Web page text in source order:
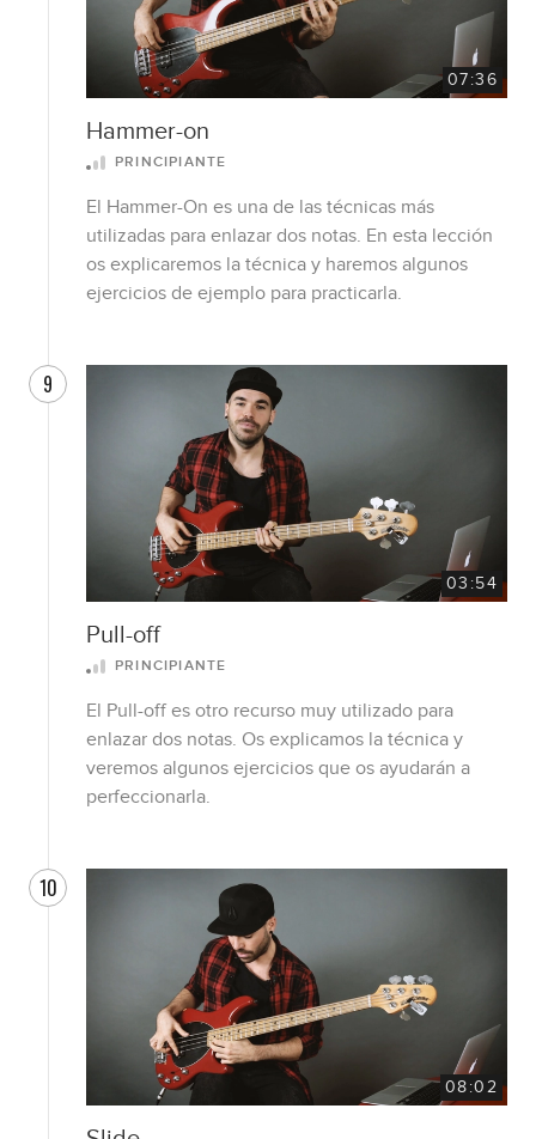
07:36
Hammer-on
PRINCIPIANTE
El Hammer-On es una de las técnicas más
utilizadas para enlazar dos notas. En esta lección
os explicaremos la técnica y haremos algunos
ejercicios de ejemplo para practicarla.
9
03:54
Pull-off
PRINCIPIANTE
El Pull-off es otro recurso muy utilizado para
enlazar dos notas. Os explicamos la técnica y
veremos algunos ejercicios que os ayudarán a
perfeccionarla.
10
08:02